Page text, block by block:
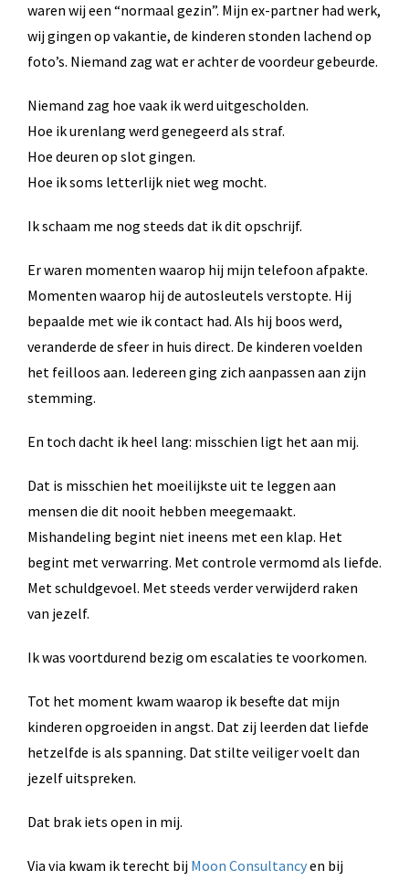
waren wij een “normaal gezin”. Mijn ex-partner had werk,
wij gingen op vakantie, de kinderen stonden lachend op
foto’s. Niemand zag wat er achter de voordeur gebeurde.
Niemand zag hoe vaak ik werd uitgescholden.
Hoe ik urenlang werd genegeerd als straf.
Hoe deuren op slot gingen.
Hoe ik soms letterlijk niet weg mocht.
Ik schaam me nog steeds dat ik dit opschrijf.
Er waren momenten waarop hij mijn telefoon afpakte.
Momenten waarop hij de autosleutels verstopte. Hij
bepaalde met wie ik contact had. Als hij boos werd,
veranderde de sfeer in huis direct. De kinderen voelden
het feilloos aan. Iedereen ging zich aanpassen aan zijn
stemming.
En toch dacht ik heel lang: misschien ligt het aan mij.
Dat is misschien het moeilijkste uit te leggen aan
mensen die dit nooit hebben meegemaakt.
Mishandeling begint niet ineens met een klap. Het
begint met verwarring. Met controle vermomd als liefde.
Met schuldgevoel. Met steeds verder verwijderd raken
van jezelf.
Ik was voortdurend bezig om escalaties te voorkomen.
Tot het moment kwam waarop ik besefte dat mijn
kinderen opgroeiden in angst. Dat zij leerden dat liefde
hetzelfde is als spanning. Dat stilte veiliger voelt dan
jezelf uitspreken.
Dat brak iets open in mij.
Via via kwam ik terecht bij Moon Consultancyen bij